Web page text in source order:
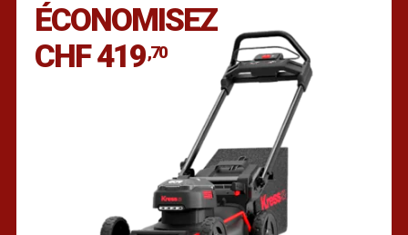
ÉCONOMISEZ
CHF 419,70